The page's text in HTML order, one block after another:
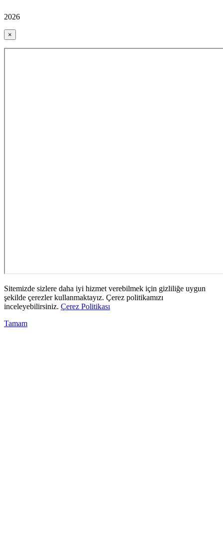
2026
×
Sitemizde sizlere daha iyi hizmet verebilmek için gizliliğe uygun
şekilde çerezler kullanmaktayız. Çerez politikamızı
inceleyebilirsiniz. Çerez Politikası
Tamam